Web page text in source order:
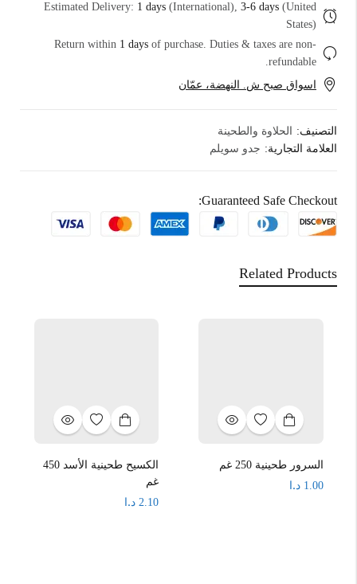
Estimated Delivery: 1 days (International), 3-6 days (United
States)
Return within 1 days of purchase. Duties & taxes are non-
refundable.
اسواق صبح ش. النهضة، عمّان
التصنيف:
الحلاوة والطحينة
العلامة التجارية: جدو سويلم
Guaranteed Safe Checkout:
Related Products
السرور طحينية 250 غم
1.00 د.ا
الكسيح طحينية الأسد 450
غم
2.10 د.ا